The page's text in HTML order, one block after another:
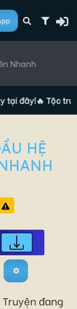
Nhanh
đây!🔥 Tộc
HỆ
đang